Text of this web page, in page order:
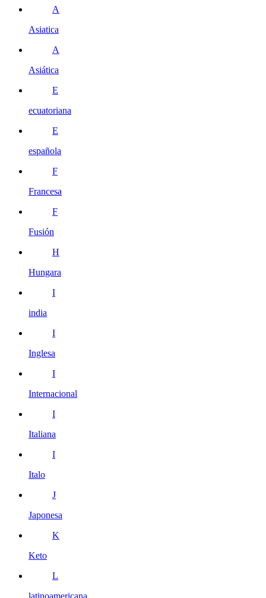
A
Asiatica
A
Asiática
E
ecuatoriana
E
española
F
Francesa
F
Fusión
H
Hungara
I
india
I
Inglesa
I
Internacional
I
Italiana
I
Italo
J
Japonesa
K
Keto
L